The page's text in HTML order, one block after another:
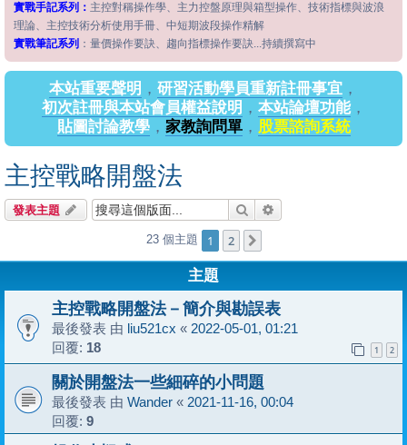
實戰手記系列： 主控對稱操作學、主力控盤原理與箱型操作、技術指標與波浪
理論、主控技術分析使用手冊、中短期波段操作精解
實戰筆記系列 ：量價操作要訣、趨向指標操作要訣...持續撰寫中
本站重要聲明 ， 研習活動學員重新註冊事宜 ，
初次註冊與本站會員權益說明 ， 本站論壇功能，
貼圖討論教學， 家教詢問單， 股票諮詢系統
主控戰略開盤法
發表主題 搜尋
23 個主題 1 2
主題
主控戰略開盤法－簡介與勘誤表
最後發表 由 liu521cx « 2022-05-01, 01:21
回覆: 18 1 2
關於開盤法一些細碎的小問題
最後發表 由 Wander « 2021-11-16, 00:04
回覆: 9